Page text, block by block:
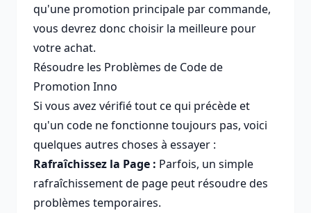
qu'une promotion principale par commande,
vous devrez donc choisir la meilleure pour
votre achat.
Résoudre les Problèmes de Code de
Promotion Inno
Si vous avez vérifié tout ce qui précède et
qu'un code ne fonctionne toujours pas, voici
quelques autres choses à essayer :
Rafraîchissez la Page : Parfois, un simple
rafraîchissement de page peut résoudre des
problèmes temporaires.